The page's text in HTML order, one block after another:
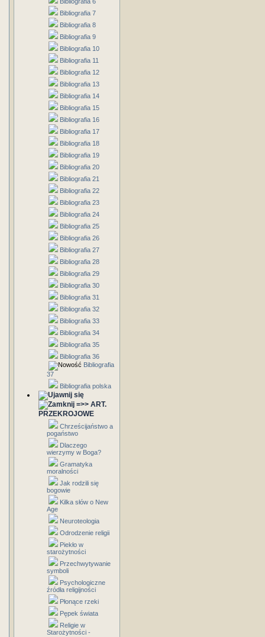
Bibliografia 7
Bibliografia 8
Bibliografia 9
Bibliografia 10
Bibliografia 11
Bibliografia 12
Bibliografia 13
Bibliografia 14
Bibliografia 15
Bibliografia 16
Bibliografia 17
Bibliografia 18
Bibliografia 19
Bibliografia 20
Bibliografia 21
Bibliografia 22
Bibliografia 23
Bibliografia 24
Bibliografia 25
Bibliografia 26
Bibliografia 27
Bibliografia 28
Bibliografia 29
Bibliografia 30
Bibliografia 31
Bibliografia 32
Bibliografia 33
Bibliografia 34
Bibliografia 35
Bibliografia 36
Bibliografia
37
Bibliografia polska
=>> ART.
PRZEKROJOWE
Chrześcijaństwo a
pogaństwo
Dlaczego
wierzymy w Boga?
Gramatyka
moralności
Jak rodzili się
bogowie
Kilka słów o New
Age
Neuroteologia
Odrodzenie religii
Piekło w
starożytności
Przechwytywanie
symboli
Psychologiczne
źródła religijności
Płonące rzeki
Pępek świata
Religie w
Starożytności -